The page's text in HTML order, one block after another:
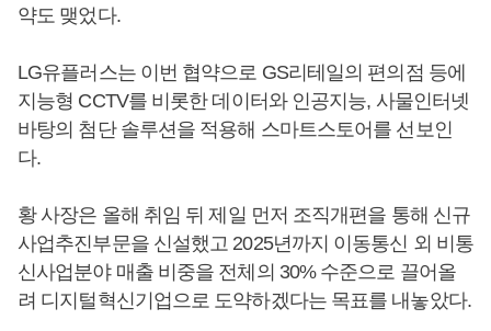
약도 맺었다.
LG유플러스는 이번 협약으로 GS리테일의 편의점 등에
지능형 CCTV를 비롯한 데이터와 인공지능, 사물인터넷
바탕의 첨단 솔루션을 적용해 스마트스토어를 선보인
다.
황 사장은 올해 취임 뒤 제일 먼저 조직개편을 통해 신규
사업추진부문을 신설했고 2025년까지 이동통신 외 비통
신사업분야 매출 비중을 전체의 30% 수준으로 끌어올
려 디지털혁신기업으로 도약하겠다는 목표를 내놓았다.